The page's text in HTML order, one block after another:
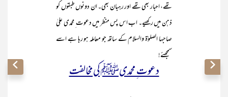
تھے، احبار بھی تھے اور رہبان بھی۔ ان دونوں طبقوں کو
ذہن میں رکھیے۔ اب اس پس منظر میں دعوت ِ محمدی علیٰ
صاحبہا الصلوٰۃ والسلام کے ساتھ جو معاملہ ہو رہا ہے اسے
سمجھئے!
دعوت ِ محمدیﷺ کی مخالفت